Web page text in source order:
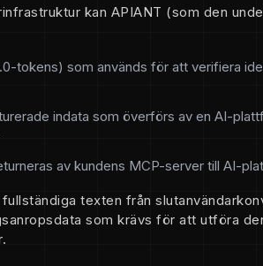
kan APIANT (som den
tokens) som används för att verifiera
indata som överförs av en AI-
av kundens MCP-server till AI-
texten från
som krävs för att utföra